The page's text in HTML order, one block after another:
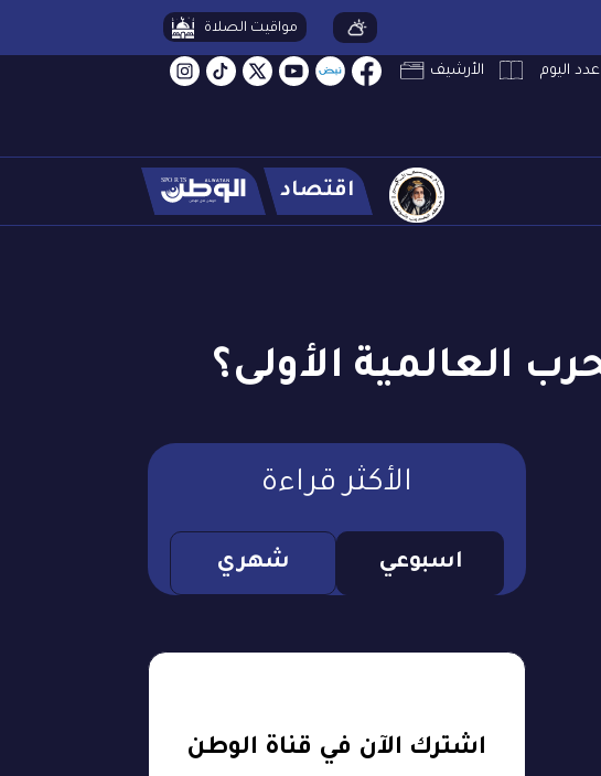
مواقيت الصلاة
الأرشيف
اقتصاد
العالمية الأولى؟
الأكثر قراءة
اسبوعي شهري
اشترك الآن في قناة الوطن